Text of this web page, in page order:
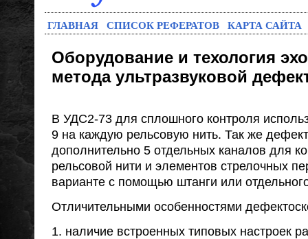
ГЛАВНАЯ СПИСОК РЕФЕРАТОВ КАРТА САЙТА
Оборудование и техология
метода ультразвуковой
В УДС2-73 для сплошного контроля
9 на каждую рельсовую нить. Так же
дополнительно 5 отдельных каналов для
рельсовой нити и элементов стрелочных
варианте с помощью штанги или
Отличительными особенностями
1. наличие встроенных типовых настроек